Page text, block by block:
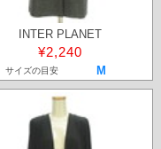
INTER PLANET
¥2,240
サイズの目安 M